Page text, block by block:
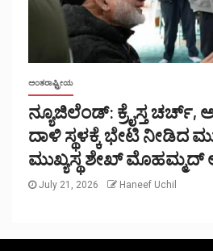
ಅಂತರಾಷ್ಟ್ರೀಯ
ನ್ಯೂಜಿಲೆಂಡ್: ಕ್ರೈಸ್ತ ಚರ್ಚ್,
ದಾಳಿ ಸ್ಥಳಕ್ಕೆ ಭೇಟಿ ನೀಡಿದ
ಮುಖ್ಯಸ್ಥ ಶೇಖ್ ಮೊಹಮ್ಮದ್
July 21, 2026 Haneef Uchil